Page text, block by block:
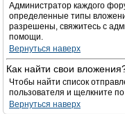
Администратор каждого
определенные типы
разрешены, свяжитесь с
помощи.
Вернуться наверх
Как найти свои
Чтобы найти список
пользователя и щелкните
Вернуться наверх